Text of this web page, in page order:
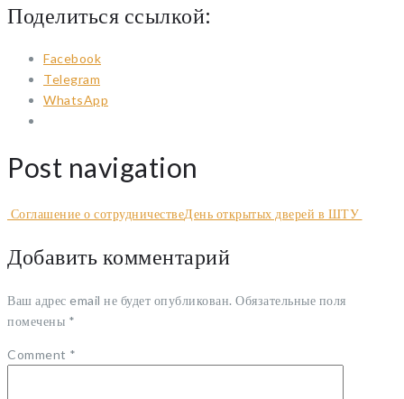
Поделиться ссылкой:
Facebook
Telegram
WhatsApp
Post navigation
Соглашение о сотрудничествеДень открытых дверей в ШТУ
Добавить комментарий
Ваш адрес email не будет опубликован. Обязательные поля
помечены *
Comment *